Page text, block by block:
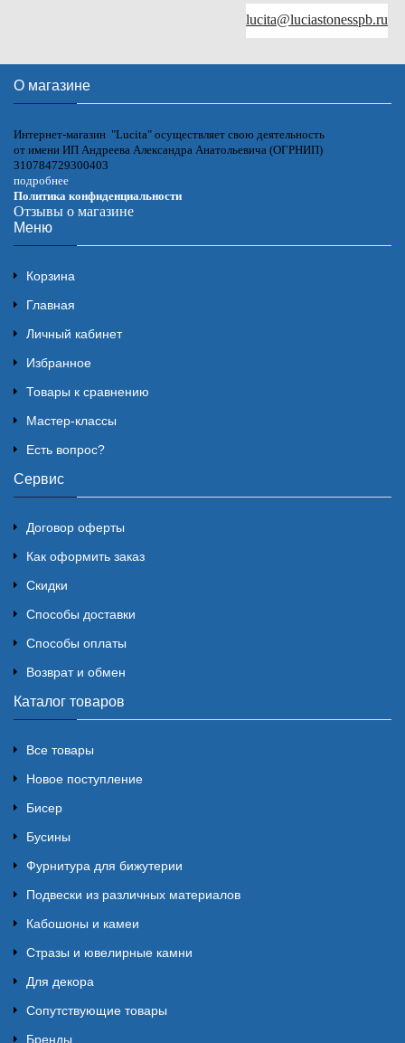
lucita@luciastonesspb.ru
О магазине
Интернет-магазин "Lucita" осуществляет свою деятельность
от имени ИП Андреева Александра Анатольевича (ОГРНИП)
310784729300403
подробнее
Политика конфиденциальности
Отзывы о магазине
Меню
Корзина
Главная
Личный кабинет
Избранное
Товары к сравнению
Мастер-классы
Есть вопрос?
Сервис
Договор оферты
Как оформить заказ
Скидки
Способы доставки
Способы оплаты
Возврат и обмен
Каталог товаров
Все товары
Новое поступление
Бисер
Бусины
Фурнитура для бижутерии
Подвески из различных материалов
Кабошоны и камеи
Стразы и ювелирные камни
Для декора
Сопутствующие товары
Бренды